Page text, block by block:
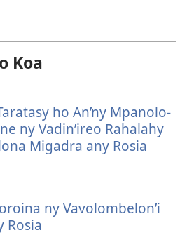
Koa
ho An’ny Mpanolo-
ny Vadin’ireo Rahalahy
Migadra any Rosia
ny Vavolombelon’i
Rosia